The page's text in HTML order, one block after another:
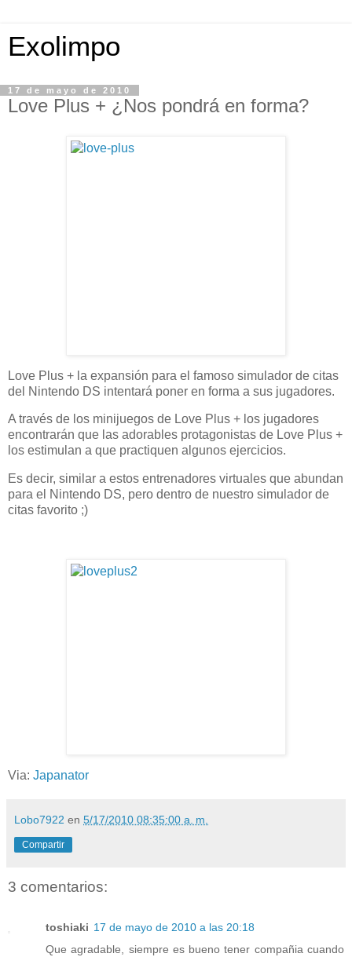
Exolimpo
17 de mayo de 2010
Love Plus + ¿Nos pondrá en forma?
Love Plus + la expansión para el famoso simulador de citas
del Nintendo DS intentará poner en forma a sus jugadores.
A través de los minijuegos de Love Plus + los jugadores
encontrarán que las adorables protagonistas de Love Plus +
los estimulan a que practiquen algunos ejercicios.
Es decir, similar a estos entrenadores virtuales que abundan
para el Nintendo DS, pero dentro de nuestro simulador de
citas favorito ;)
Via: Japanator
Lobo7922 en 5/17/2010 08:35:00 a. m.
Compartir
3 comentarios:
toshiaki 17 de mayo de 2010 a las 20:18
Que agradable, siempre es bueno tener compañia cuando